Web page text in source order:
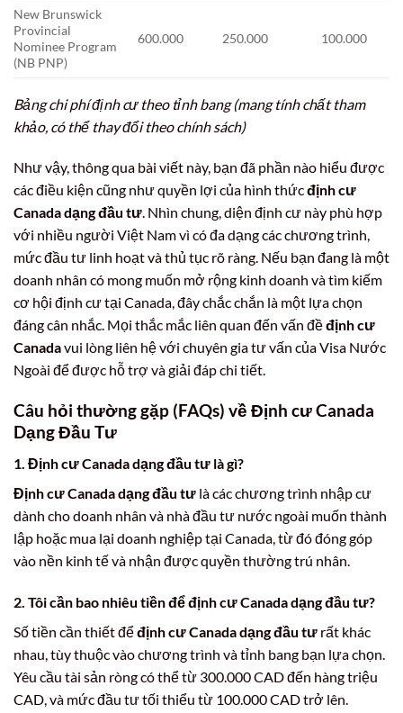
New Brunswick
Provincial
Nominee Program
(NB PNP)
600.000 250.000 100.000
Bảng chi phí định cư theo tỉnh bang (mang tính chất tham
khảo, có thể thay đổi theo chính sách)
Như vậy, thông qua bài viết này, bạn đã phần nào hiểu được
các điều kiện cũng như quyền lợi của hình thứcđịnh cư
Canada dạng đầu tư. Nhìn chung, diện định cư này phù hợp
với nhiều người Việt Nam vì có đa dạng các chương trình,
mức đầu tư linh hoạt và thủ tục rõ ràng. Nếu bạn đang là một
doanh nhân có mong muốn mở rộng kinh doanh và tìm kiếm
cơ hội định cư tại Canada, đây chắc chắn là một lựa chọn
đáng cân nhắc. Mọi thắc mắc liên quan đến vấn đềđịnh cư
Canadavui lòng liên hệ với chuyên gia tư vấn của Visa Nước
Ngoài để được hỗ trợ và giải đáp chi tiết.
Câu hỏi thường gặp (FAQs) về Định cư Canada
Dạng Đầu Tư
1. Định cư Canada dạng đầu tư là gì?
Định cư Canada dạng đầu tư là các chương trình nhập cư
dành cho doanh nhân và nhà đầu tư nước ngoài muốn thành
lập hoặc mua lại doanh nghiệp tại Canada, từ đó đóng góp
vào nền kinh tế và nhận được quyền thường trú nhân.
2. Tôi cần bao nhiêu tiền để định cư Canada dạng đầu tư?
Số tiền cần thiết đểđịnh cư Canada dạng đầu tư rất khác
nhau, tùy thuộc vào chương trình và tỉnh bang bạn lựa chọn.
Yêu cầu tài sản ròng có thể từ 300.000 CAD đến hàng triệu
CAD, và mức đầu tư tối thiểu từ 100.000 CAD trở lên.